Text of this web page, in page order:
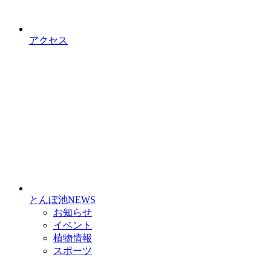
アクセス
とんぼ池NEWS
お知らせ
イベント
植物情報
スポーツ